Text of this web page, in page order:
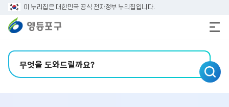
본문 바로가기
주메뉴 바로가기
이 누리집은 대한민국 공식 전자정부 누리집입니다.